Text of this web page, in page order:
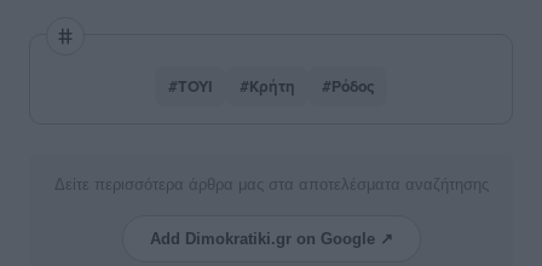
#ΤΟΥΙ #Κρήτη #Ρόδος
Δείτε περισσότερα άρθρα μας στα αποτελέσματα αναζήτησης
Add Dimokratiki.gr on Google ↗